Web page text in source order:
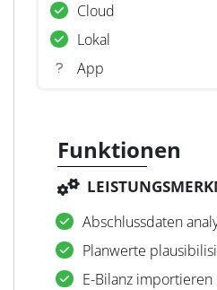
Cloud
Lokal
App
Funktionen
Abschlussdaten
Planwerte
E-Bilanz importieren